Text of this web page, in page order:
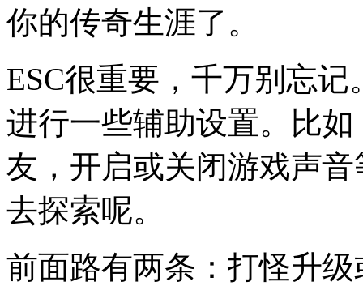
你的传奇生涯了。
ESC很重要，千万别忘
进行一些辅助设置。比
友，开启或关闭游戏声
去探索呢。
前面路有两条：打怪升